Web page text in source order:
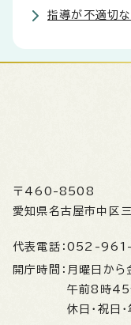
指導が不適切
〒460-8508
愛知県名古屋市中区
代表電話： 052-961-
開庁時間： 月曜日か
午前8時45
休日・祝日